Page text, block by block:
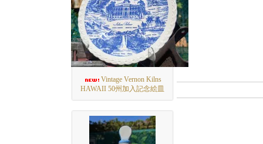
Vintage Vernon Kilns
HAWAII 50州加入記念絵皿